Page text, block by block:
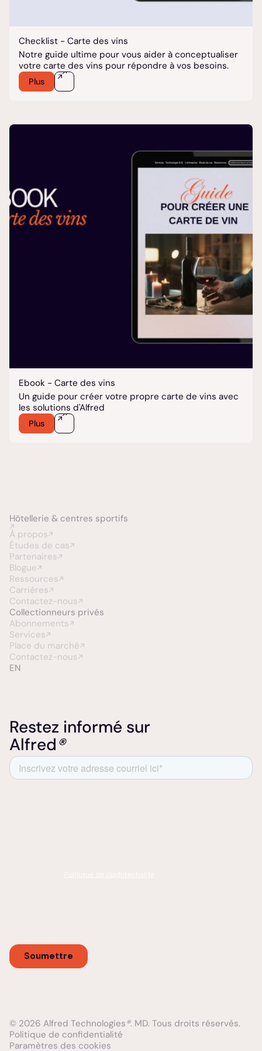
Checklist - Carte des vins
Notre guide ultime pour vous aider à conceptualiser
votre carte des vins pour répondre à vos besoins.
Plus
Ebook - Carte des vins
Un guide pour créer votre propre carte de vins avec
les solutions d'Alfred
Plus
Hôtellerie & centres sportifs
À propos
Études de cas
Partenaires
Blogue
Ressources
Carrières
Contactez-nous
Collectionneurs privés
Abonnements
Services
Place du marché
Contactez-nous
EN
Restez informé sur
Alfred®
© 2026 Alfred Technologies®. MD. Tous droits réservés.
Politique de confidentialité
Paramètres des cookies